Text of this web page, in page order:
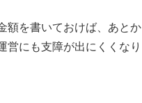
額を書いておけば、あとか
営にも支障が出にくくなり